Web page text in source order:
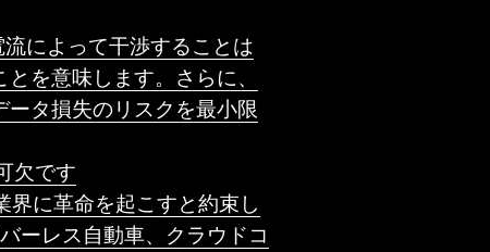
によって干渉することは
を意味します。さらに、
タ損失のリスクを最小限
欠です
界に革命を起こすと約束し
ーレス自動車、クラウドコ